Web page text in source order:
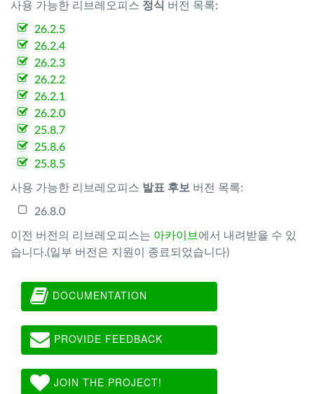
사용 가능한 리브레오피스 정식 버전 목록:
26.2.5
26.2.4
26.2.3
26.2.2
26.2.1
26.2.0
25.8.7
25.8.6
25.8.5
사용 가능한 리브레오피스 발표 후보 버전 목록:
26.8.0
이전 버전의 리브레오피스는 아카이브 에서 내려받을 수 있
습니다.(일부 버전은 지원이 종료되었습니다)
DOCUMENTATION
PROVIDE FEEDBACK
JOIN THE PROJECT!